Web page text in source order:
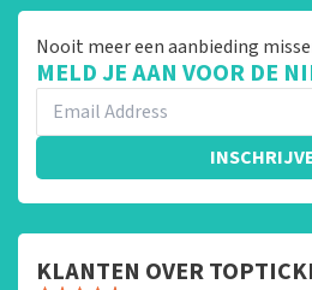
Nooit meer een aanbieding
MELD JE AAN VOOR DE
KLANTEN OVER